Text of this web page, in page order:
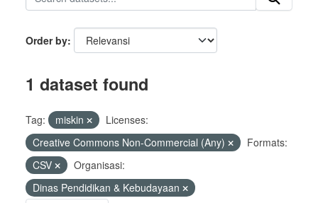
Order by
1 dataset found
Tag: miskin
Licenses:
Creative Commons Non-Commercial (Any)
Formats:
CSV
Organisasi:
Dinas Pendidikan & Kebudayaan